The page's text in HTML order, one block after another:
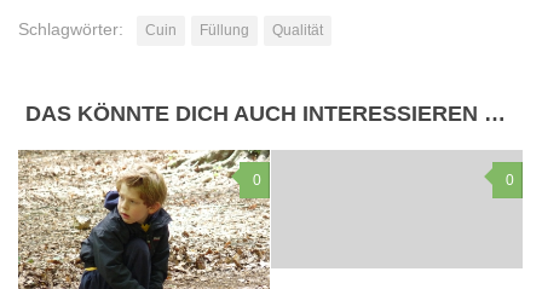
Schlagwörter: Cuin Füllung Qualität
DAS KÖNNTE DICH AUCH INTERESSIEREN …
0 0